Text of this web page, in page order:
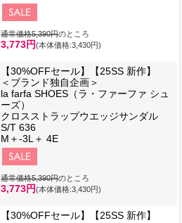
通常価格5,390円のところ
3,773円(本体価格:3,430円)
【30%OFFセール】【25SS 新作】
＜ブランド独自企画＞
la farfa SHOES（ラ・ファーファ シュ
ーズ）
クロスストラップウエッジサンダル
S/T 636
M＋-3L＋ 4E
通常価格5,390円のところ
3,773円(本体価格:3,430円)
【30%OFFセール】【25SS 新作】